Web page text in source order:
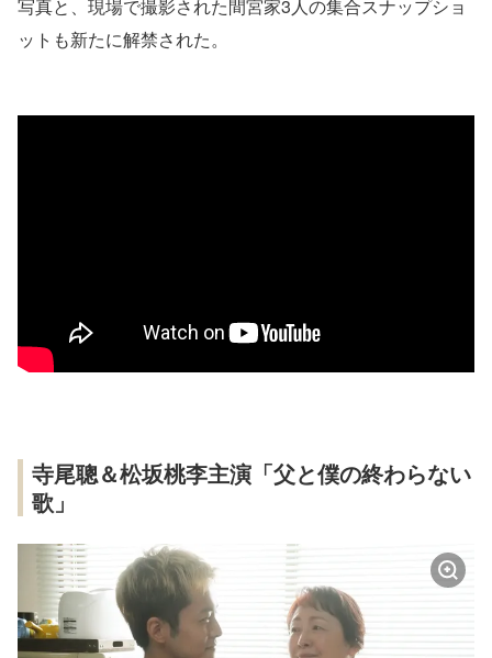
写真と、現場で撮影された間宮家3人の集合スナップショ
ットも新たに解禁された。
寺尾聰＆松坂桃李主演「父と僕の終わらない
歌」